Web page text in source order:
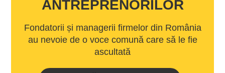
ANTREPRENORILOR
Fondatorii și managerii firmelor din România
au nevoie de o voce comună care să le fie
ascultată